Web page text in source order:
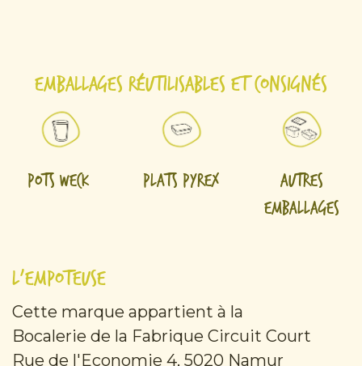
Emballages réutilisables et consignés
Pots Weck Plats Pyrex
Autres
emballages
L'Empoteuse
Cette marque appartient à la
Bocalerie de la Fabrique Circuit Court
Rue de l'Economie 4, 5020 Namur